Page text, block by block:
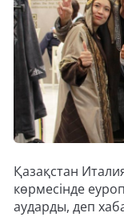
Қазақстан
көрмесінде
аударды, деп